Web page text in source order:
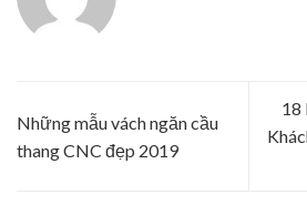
Những mẫu vách ngăn cầu
thang CNC đẹp 2019
18